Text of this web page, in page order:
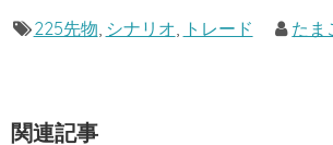
225先物 シナリオ トレード たま
関連記事